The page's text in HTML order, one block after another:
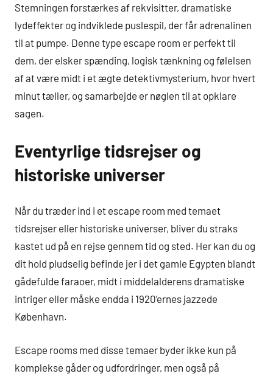
Stemningen forstærkes af rekvisitter, dramatiske
lydeffekter og indviklede puslespil, der får adrenalinen
til at pumpe. Denne type escape room er perfekt til
dem, der elsker spænding, logisk tænkning og følelsen
af at være midt i et ægte detektivmysterium, hvor hvert
minut tæller, og samarbejde er nøglen til at opklare
sagen.
Eventyrlige tidsrejser og
historiske universer
Når du træder ind i et escape room med temaet
tidsrejser eller historiske universer, bliver du straks
kastet ud på en rejse gennem tid og sted. Her kan du og
dit hold pludselig befinde jer i det gamle Egypten blandt
gådefulde faraoer, midt i middelalderens dramatiske
intriger eller måske endda i 1920’ernes jazzede
København.
Escape rooms med disse temaer byder ikke kun på
komplekse gåder og udfordringer, men også på